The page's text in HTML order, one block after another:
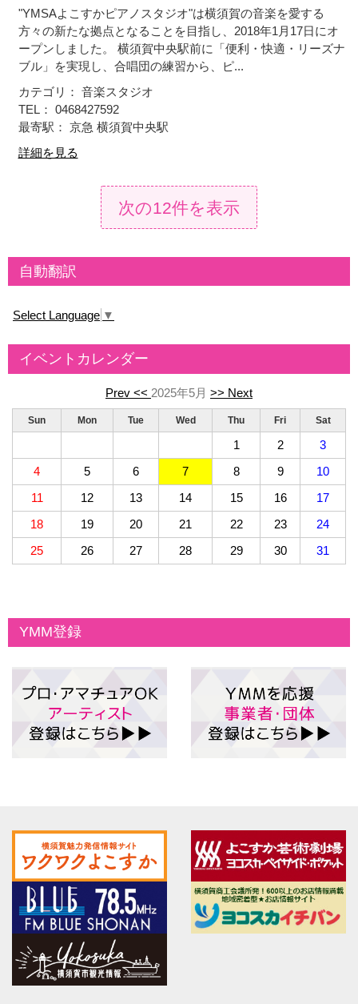
"YMSAよこすかピアノスタジオ"は横須賀の音楽を愛する
方々の新たな拠点となることを目指し、2018年1月17日にオ
ープンしました。 横須賀中央駅前に「便利・快適・リーズナ
ブル」を実現し、合唱団の練習から、ピ...
カテゴリ： 音楽スタジオ
TEL： 0468427592
最寄駅： 京急 横須賀中央駅
詳細を見る
次の12件を表示
自動翻訳
Select Language ▼
イベントカレンダー
Prev << 2025年5月 >> Next
Sun Mon Tue Wed Thu Fri Sat
1 2
3
4
5 6 7 8 9
10
11
12 13 14 15 16
17
18
19 20 21 22 23
24
25
26 27 28 29 30 31
YMM登録